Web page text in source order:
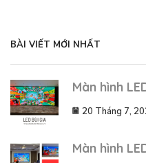
BÀI VIẾT MỚI NHẤT
Màn hình
20 Tháng 7,
Màn hình